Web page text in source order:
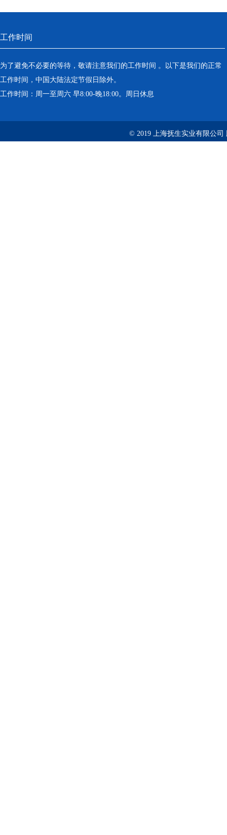
工作时间
为了避免不必要的等待，敬请注意我们的工作时间 。以下是我们的正常
工作时间，中国大陆法定节假日除外。
工作时间：周一至周六 早8:00-晚18:00。周日休息
© 2019 上海抚生实业有限公司